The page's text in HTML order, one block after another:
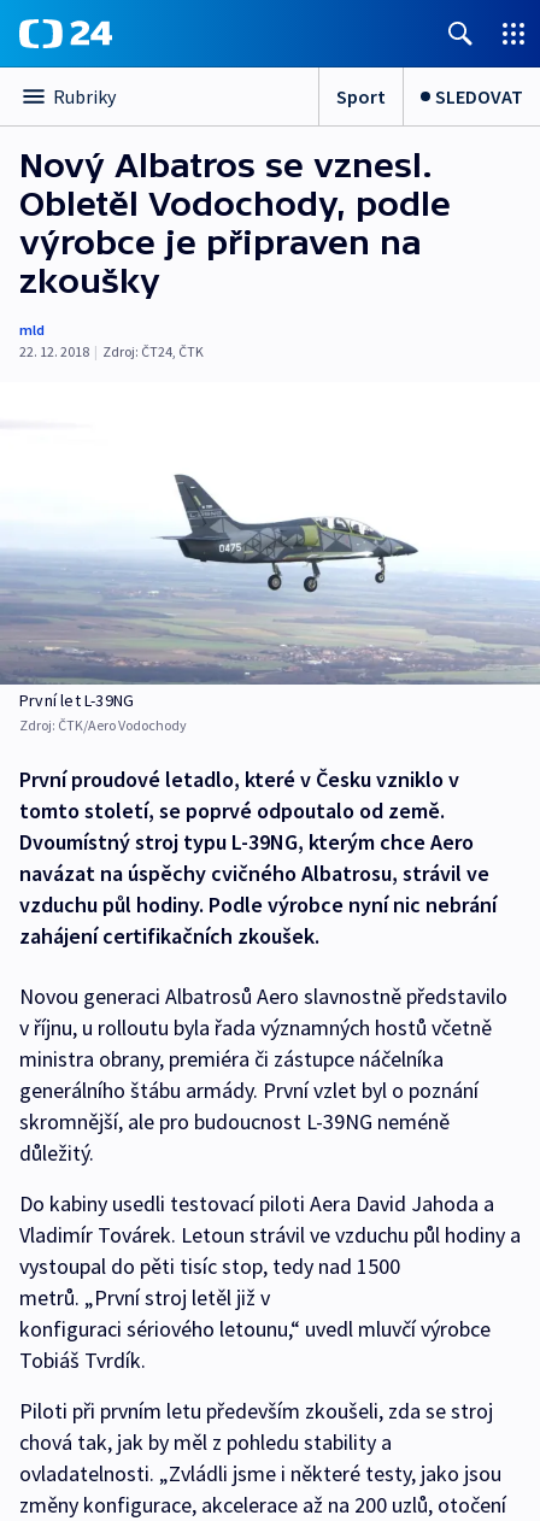
Rubriky Sport SLEDOVAT
Nový Albatros se vznesl.
Obletěl Vodochody, podle
výrobce je připraven na
zkoušky
mld
22. 12. 2018 | Zdroj: ČT24, ČTK
První let L-39NG
Zdroj: ČTK/Aero Vodochody
První proudové letadlo, které v Česku vzniklo v
tomto století, se poprvé odpoutalo od země.
Dvoumístný stroj typu L-39NG, kterým chce Aero
navázat na úspěchy cvičného Albatrosu, strávil ve
vzduchu půl hodiny. Podle výrobce nyní nic nebrání
zahájení certifikačních zkoušek.
Novou generaci Albatrosů Aero slavnostně představilo
v říjnu, u rolloutu byla řada významných hostů včetně
ministra obrany, premiéra či zástupce náčelníka
generálního štábu armády. První vzlet byl o poznání
skromnější, ale pro budoucnost L-39NG neméně
důležitý.
Do kabiny usedli testovací piloti Aera David Jahoda a
Vladimír Továrek. Letoun strávil ve vzduchu půl hodiny a
vystoupal do pěti tisíc stop, tedy nad 1500
metrů. „První stroj letěl již v
konfiguraci sériového letounu,“ uvedl mluvčí výrobce
Tobiáš Tvrdík.
Piloti při prvním letu především zkoušeli, zda se stroj
chová tak, jak by měl z pohledu stability a
ovladatelnosti. „Zvládli jsme i některé testy, jako jsou
změny konfigurace, akcelerace až na 200 uzlů, otočení